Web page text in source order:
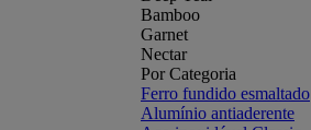
Bamboo
Garnet
Nectar
Por Categoria
Ferro fundido esmaltado
Alumínio antiaderente